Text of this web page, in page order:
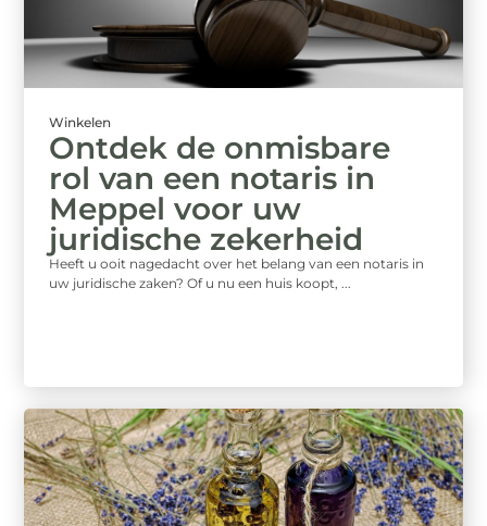
Winkelen
Ontdek de onmisbare
rol van een notaris in
Meppel voor uw
juridische zekerheid
Heeft u ooit nagedacht over het belang van een notaris in
uw juridische zaken? Of u nu een huis koopt, ...